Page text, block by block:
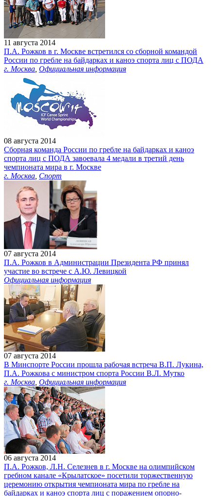
11 августа 2014
П.А. Рожков в г. Москве встретился со сборной командой
России по гребле на байдарках и каноэ спорта лиц с ПОДА
г. Москва Официальная информация
08 августа 2014
Сборная команда России по гребле на байдарках и каноэ
спорта лиц с ПОДА завоевала 4 медали в третий день
чемпионата мира в г. Москве
г. Москва Спорт
07 августа 2014
П.А. Рожков в Администрации Президента РФ принял
участие во встрече с А.Ю. Левицкой
Официальная информация
07 августа 2014
В Минспорте России прошла рабочая встреча В.П. Лукина,
П.А. Рожкова с министром спорта России В.Л. Мутко
г. Москва Официальная информация
06 августа 2014
П.А. Рожков, Л.Н. Селезнев в г. Москве на олимпийском
гребном канале «Крылатское» посетили торжественную
церемонию открытия чемпионата мира по гребле на
байдарках и каноэ спорта лиц с поражением опорно-